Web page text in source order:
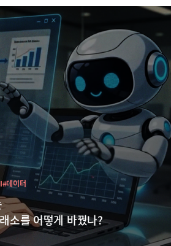
소를 어떻게 바꿨나?
#데이터